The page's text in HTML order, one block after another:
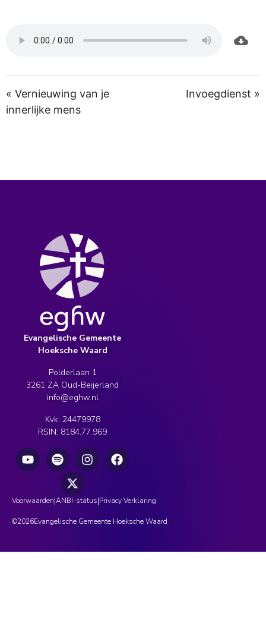
« Vernieuwing van je
innerlijke mens
Invoegdienst »
Evangelische Gemeente
Hoeksche Waard
Polderlaan 1
3261 ZA Oud-Beijerland
info@eghw.nl
Kvk: 24479978
RSIN: 8184.77.969
Voorwaarden|ANBI-status|Privacy Verklaring
©2026Evangelische Gemeente Hoeksche Waard